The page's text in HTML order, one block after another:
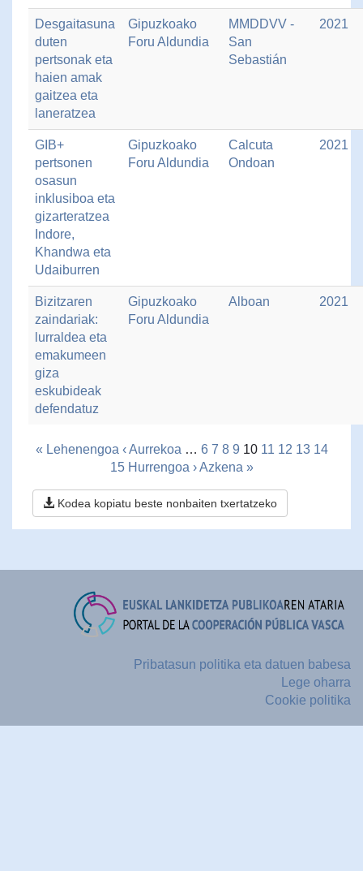
Desgaitasuna
duten
pertsonak eta
haien amak
gaitzea eta
laneratzea
Gipuzkoako
Foru Aldundia
MMDDVV -
San
Sebastián
2021
GIB+
pertsonen
osasun
inklusiboa eta
gizarteratzea
Indore,
Khandwa eta
Udaiburren
Gipuzkoako
Foru Aldundia
Calcuta
Ondoan
2021
Bizitzaren
zaindariak:
lurraldea eta
emakumeen
giza
eskubideak
defendatuz
Gipuzkoako
Foru Aldundia
Alboan 2021
« Lehenengoa ‹ Aurrekoa … 6 7 8 9 10 11 12 13 14
15 Hurrengoa › Azkena »
Kodea kopiatu beste nonbaiten txertatzeko
Pribatasun politika eta datuen babesa
Lege oharra
Cookie politika